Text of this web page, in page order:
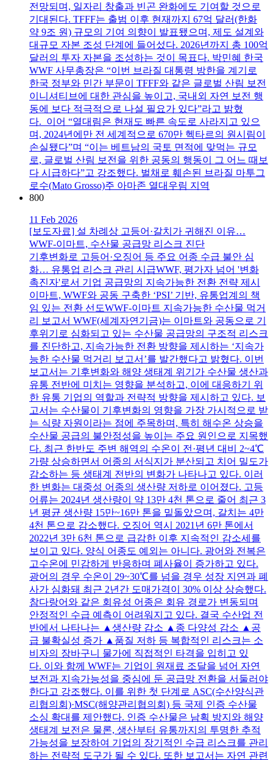
전망되며, 일자리 창출과 빈곤 완화에도 기여할 것으로
기대된다. TFFF는 출범 이후 현재까지 67억 달러(한화
약 9조 원) 규모의 기여 의향이 발표됐으며, 제도 설계와
대규모 자본 조성 단계에 들어섰다. 2026년까지 총 100억
달러의 투자 자본을 조성하는 것이 목표다. 박민혜 한국
WWF 사무총장은 “이번 브라질 대통령 방한을 계기로
한국 정부와 민간 부문이 TFFF와 같은 글로벌 산림 보전
이니셔티브에 대한 관심을 높이고, 국내외 자연 보전 행
동에 보다 적극적으로 나설 필요가 있다”라고 밝혔
다. 이어 “열대림은 현재도 빠른 속도로 사라지고 있으
며, 2024년에만 전 세계적으로 670만 헥타르의 원시림이
손실됐다”며 “이는 베트남의 국토 면적에 맞먹는 규모
로, 글로벌 산림 보전을 위한 공동의 행동이 그 어느 때보
다 시급하다”고 강조했다. 벌채로 훼손된 브라질 마투그
로수(Mato Grosso)주 아마존 열대우림 지역
800
11 Feb 2026
[보도자료] 설 차례상 고등어·갈치가 귀해진 이유…
WWF-이마트, 수산물 공급망 리스크 진단
기후변화로 고등어·오징어 등 주요 어종 수급 불안 심
화… 유통업 리스크 관리 시급WWF, 평가자 넘어 '변화
촉진자'로서 기업 공급망의 지속가능한 전환 전략 제시
이마트, WWF와 공동 구축한 ‘PSI’ 기반, 유통업계의 책
임 있는 전환 선도WWF-이마트 지속가능한 수산물 먹거
리 보고서 WWF(세계자연기금)는 이마트와 공동으로 기
후위기로 심화되고 있는 수산물 공급망의 구조적 리스크
를 진단하고, 지속가능한 전환 방향을 제시하는 ‘지속가
능한 수산물 먹거리 보고서’를 발간했다고 밝혔다. 이번
보고서는 기후변화와 해양 생태계 위기가 수산물 생산과
유통 전반에 미치는 영향을 분석하고, 이에 대응하기 위
한 유통 기업의 역할과 전략적 방향을 제시하고 있다. 보
고서는 수산물이 기후변화의 영향을 가장 가시적으로 받
는 식량 자원이라는 점에 주목하며, 특히 해수온 상승을
수산물 공급의 불안정성을 높이는 주요 원인으로 지목했
다. 최근 한반도 주변 해역의 수온이 전·평년 대비 2~4℃
가량 상승하면서 어종의 서식지가 분산되고 치어 밀도가
감소하는 등 생태계 전반의 변화가 나타나고 있다. 이러
한 변화는 대중성 어종의 생산량 저하로 이어졌다. 고등
어류는 2024년 생산량이 약 13만 4천 톤으로 줄어 최근 3
년 평균 생산량 15만~16만 톤을 밑돌았으며, 갈치는 4만
4천 톤으로 감소했다. 오징어 역시 2021년 6만 톤에서
2022년 3만 6천 톤으로 급감한 이후 지속적인 감소세를
보이고 있다. 양식 어종도 예외는 아니다. 광어와 전복은
고수온에 민감하게 반응하며 폐사율이 증가하고 있다.
광어의 경우 수온이 29~30℃를 넘을 경우 성장 지연과 폐
사가 심화돼 최근 2년간 도매가격이 30% 이상 상승했다.
참다랑어와 같은 회유성 어종은 회유 경로가 변동되며
안정적인 수급 예측이 어려워지고 있다. 결국 수산업 전
반에서 나타나는 ▲생산량 감소 ▲종 다양성 감소 ▲공
급 불확실성 증가 ▲품질 저하 등 복합적인 리스크는 소
비자의 장바구니 물가에 직접적인 타격을 입히고 있
다. 이와 함께 WWF는 기업이 원재료 조달을 넘어 자연
보전과 지속가능성을 중심에 둔 공급망 전환을 서둘러야
한다고 강조했다. 이를 위한 첫 단계로 ASC(수산양식관
리협의회)·MSC(해양관리협의회) 등 국제 인증 수산물
소싱 확대를 제안했다. 인증 수산물은 남획 방지와 해양
생태계 보전은 물론, 생산부터 유통까지의 투명한 추적
가능성을 보장하여 기업의 장기적인 수급 리스크를 관리
하는 전략적 도구가 될 수 있다. 또한 보고서는 자연 관련